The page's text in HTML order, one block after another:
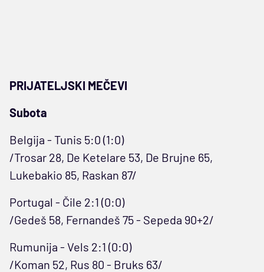
PRIJATELJSKI MEČEVI
Subota
Belgija - Tunis 5:0 (1:0)
/Trosar 28, De Ketelare 53, De Brujne 65,
Lukebakio 85, Raskan 87/
Portugal - Čile 2:1 (0:0)
/Gedeš 58, Fernandeš 75 - Sepeda 90+2/
Rumunija - Vels 2:1 (0:0)
/Koman 52, Rus 80 - Bruks 63/